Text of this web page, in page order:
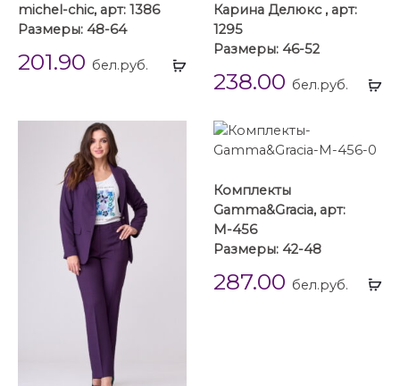
Выбрать
michel-chic, арт: 1386
Размеры: 48-64
201.90 бел.руб.
Карина Делюкс , арт:
1295
Размеры: 46-52
238.00 бел.руб.
Комплекты
Gamma&Gracia, арт:
М-456
Размеры: 42-48
287.00 бел.руб.